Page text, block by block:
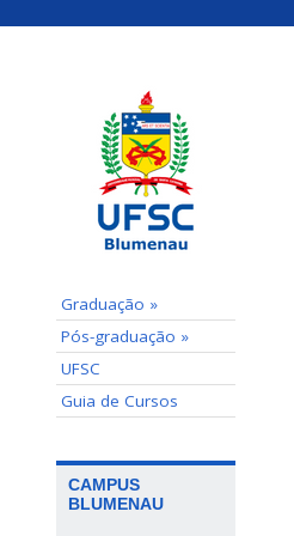
Graduação »
Pós-graduação »
UFSC
Guia de Cursos
CAMPUS
BLUMENAU